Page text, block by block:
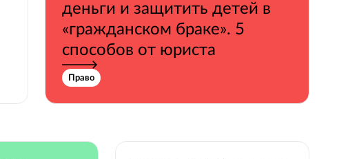
деньги и защитить детей в
«гражданском браке». 5
способов от юриста
Право